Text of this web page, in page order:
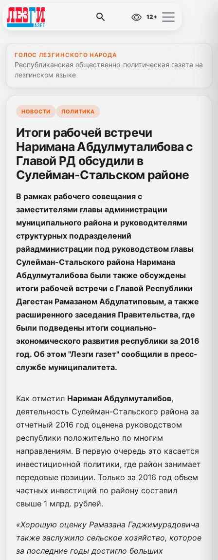
12+
ГОЛОС ЛЕЗГИНСКОГО НАРОДА
Республиканская общественно-политическая газета на
лезгинском языке
НОВОСТИ ПОЛИТИКА
Итоги рабочей встречи
Наримана Абдулмуталибова с
Главой РД обсудили в
Сулейман-Стальском районе
В рамках рабочего совещания с
заместителями главы администрации
муниципального района и руководителями
структурных подразделений
райадминистрации под руководством главы
Сулейман-Стальского района Наримана
Абдулмуталибова были также обсуждены
итоги рабочей встречи с Главой Республики
Дагестан Рамазаном Абдулатиповым, а также
расширенного заседания Правительства, где
были подведены итоги социально-
экономического развития республики за 2016
год. Об этом "Лезги газет" сообщили в пресс-
службе муниципалитета.
Как отметил Нариман Абдулмуталибов,
деятельность Сулейман-Стальского района за
отчетный 2016 год оценена руководством
республики положительно по многим
направлениям. В первую очередь это касается
инвестиционной политики, где район занимает
передовые позиции. Только за 2016 год объем
частных инвестиций по району составил
свыше 1 млрд. рублей.
«Хорошую оценку Рамазана Гаджимурадовича
также заслужило сельское хозяйство, которое
за последние годы достигло больших